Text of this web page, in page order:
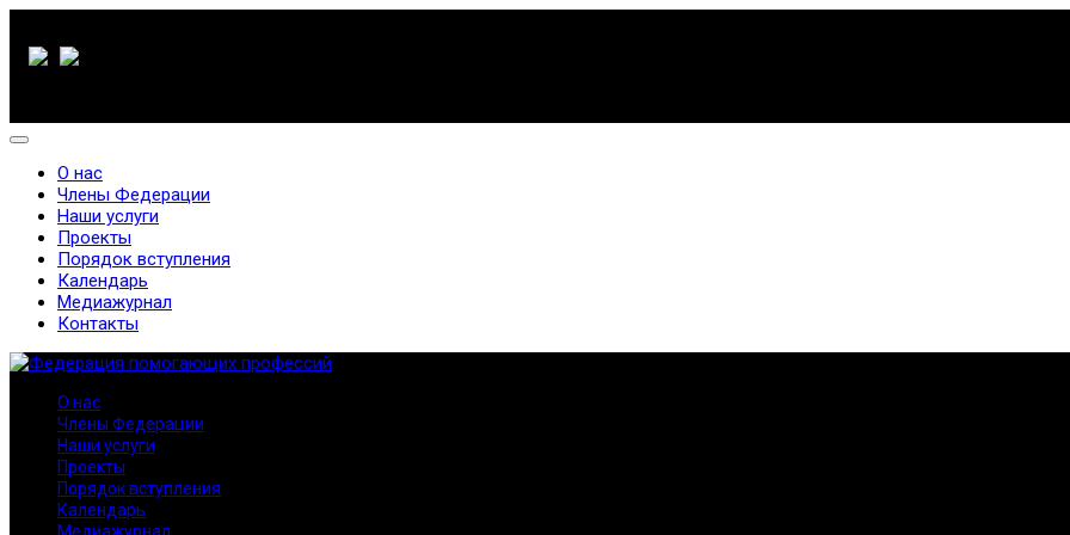
О нас
Члены Федерации
Наши услуги
Проекты
Порядок вступления
Календарь
Медиажурнал
Контакты
О нас
Члены Федерации
Наши услуги
Проекты
Порядок вступления
Календарь